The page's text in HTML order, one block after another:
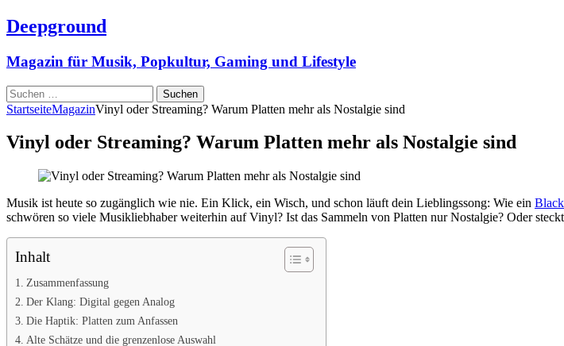
Deepground
Magazin für Musik, Popkultur, Gaming und Lifestyle
Suchen
nach:
StartseiteMagazinVinyl oder Streaming? Warum Platten mehr als Nostalgie sind
Vinyl oder Streaming? Warum Platten mehr als Nostalgie sind
Musik ist heute so zugänglich wie nie. Ein Klick, ein Wisch, und schon läuft dein Lieblingssong: Wie ein
schwören so viele Musikliebhaber weiterhin auf Vinyl? Ist das Sammeln von Platten nur Nostalgie? Oder
Inhalt
Zusammenfassung
Der Klang: Digital gegen Analog
Die Haptik: Platten zum Anfassen
Alte Schätze und die grenzenlose Auswahl